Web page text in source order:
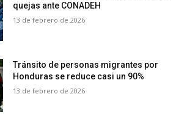
quejas ante CONADEH
13 de febrero de 2026
Tránsito de personas migrantes por
Honduras se reduce casi un 90%
13 de febrero de 2026